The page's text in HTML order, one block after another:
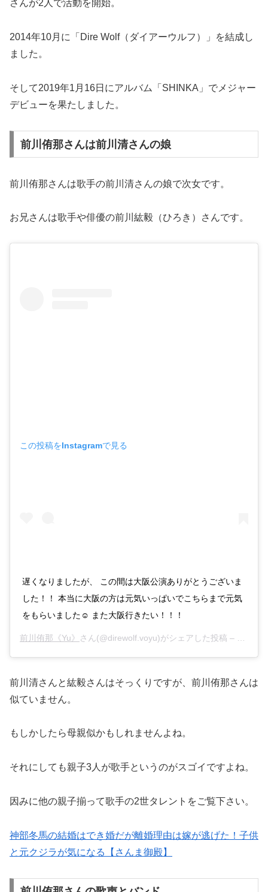
さんが2人で活動を開始。
2014年10月に「Dire Wolf（ダイアーウルフ）」を結成し
ました。
そして2019年1月16日にアルバム「SHINKA」でメジャー
デビューを果たしました。
前川侑那さんは前川清さんの娘
前川侑那さんは歌手の前川清さんの娘で次女です。
お兄さんは歌手や俳優の前川紘毅（ひろき）さんです。
この投稿をInstagramで見る
遅くなりましたが、 この間は大阪公演ありがとうございま
した！！ 本当に大阪の方は元気いっぱいでこちらまで元気
をもらいました☺️ また大阪行きたい！！！
前川侑那《Yu》 さん(@direwolf.voyu)がシェアした投稿 –
前川清さんと紘毅さんはそっくりですが、前川侑那さんは
似ていません。
もしかしたら母親似かもしれませんよね。
それにしても親子3人が歌手というのがスゴイですよね。
因みに他の親子揃って歌手の2世タレントをご覧下さい。
神部冬馬の結婚はでき婚だが離婚理由は嫁が逃げた！子供
と元クジラが気になる【さんま御殿】